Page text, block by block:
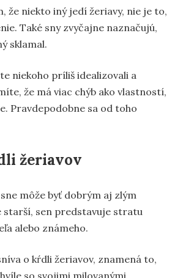
že niekto iný jedí žeriavy, nie je to,
Také sny zvyčajne naznačujú,
sklamal.
niekoho príliš idealizovali a
že má viac chýb ako vlastností,
Pravdepodobne sa od toho
žeriavov
môže byť dobrým aj zlým
starší, sen predstavuje stratu
alebo známeho.
o kŕdli žeriavov, znamená to,